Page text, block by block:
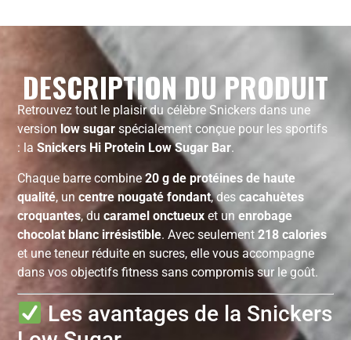
DESCRIPTION DU PRODUIT
Retrouvez tout le plaisir du célèbre Snickers dans une
version low sugar spécialement conçue pour les sportifs
: laSnickers Hi Protein Low Sugar Bar.
Chaque barre combine20 g de protéines de haute
qualité, uncentre nougaté fondant, descacahuètes
croquantes, ducaramel onctueux et unenrobage
chocolat blanc irrésistible. Avec seulement218 calories
et une teneur réduite en sucres, elle vous accompagne
dans vos objectifs fitness sans compromis sur le goût.
Les avantages de la Snickers